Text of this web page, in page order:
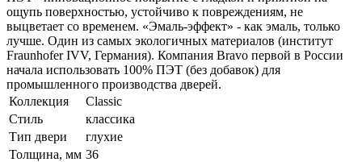
ощупь поверхностью, устойчиво к повреждениям, не
выцветает со временем. «Эмаль-эффект» - как эмаль, только
лучше. Один из самых экологичных материалов (институт
Fraunhofer IVV, Германия). Компания Bravo первой в России
начала использовать 100% ПЭТ (без добавок) для
промышленного производства дверей.
Коллекция
Classic
Стиль
классика
Тип двери
глухие
Толщина, мм 36